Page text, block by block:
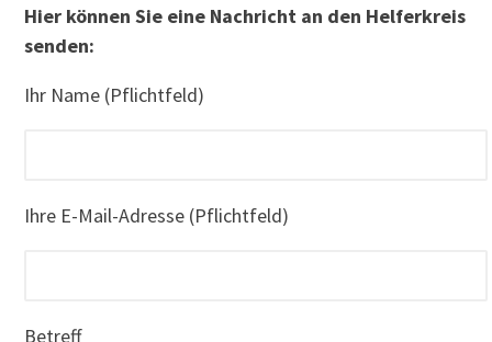
Hier können Sie eine Nachricht an den Helferkreis
senden:
Ihr Name (Pflichtfeld)
Ihre E-Mail-Adresse (Pflichtfeld)
Betreff